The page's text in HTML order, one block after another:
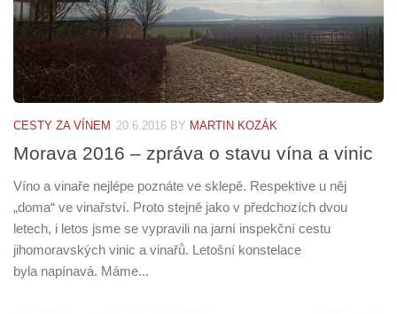
CESTY ZA VÍNEM 20.6.2016 BY MARTIN KOZÁK
Morava 2016 – zpráva o stavu vína a vinic
Víno a vinaře nejlépe poznáte ve sklepě. Respektive u něj
„doma“ ve vinařství. Proto stejně jako v předchozích dvou
letech, i letos jsme se vypravili na jarní inspekční cestu
jihomoravských vinic a vinařů. Letošní konstelace
byla napínavá. Máme...